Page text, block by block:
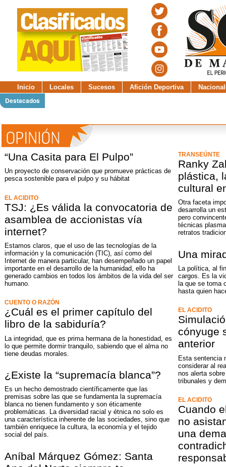
Inicio Locales Sucesos Afición Deportiva
Destacados
“Una Casita para El Pulpo”
Un proyecto de conservación que promueve prácticas de
pesca sostenible para el pulpo y su hábitat
EL ACIDITO
TSJ: ¿Es válida la convocatoria de
asamblea de accionistas vía
internet?
Estamos claros, que el uso de las tecnologías de la
información y la comunicación (TIC), así como del
Internet de manera particular, han desempeñado un papel
importante en el desarrollo de la humanidad, ello ha
generado cambios en todos los ámbitos de la vida del ser
humano.
CUENTO O RAZÓN
¿Cuál es el primer capítulo del
libro de la sabiduría?
La integridad, que es prima hermana de la honestidad, es
lo que permite dormir tranquilo, sabiendo que el alma no
tiene deudas morales.
¿Existe la “supremacía blanca”?
Es un hecho demostrado científicamente que las
premisas sobre las que se fundamenta la supremacía
blanca no tienen fundamento y son éticamente
problemáticas. La diversidad racial y étnica no solo es
una característica inherente de las sociedades, sino que
también enriquece la cultura, la economía y el tejido
social del país.
Aníbal Márquez Gómez: Santa
TRANSEÚNTE
Ranky
plástica,
cultural
Otra faceta
desarrolla un
pero
técnicas
retratos
Una
La política, al
cargos. Es la
la que se toma
hasta quien
EL ACIDITO
cónyuge
anterior
Esta sentencia
considerar al
nos alerta
tribunales y
EL ACIDITO
Cuando
no
una